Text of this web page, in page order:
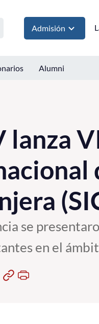
Admisión
Alumni
lanza
se
en el